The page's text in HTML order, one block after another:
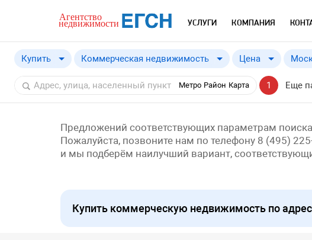
УСЛУГИ КОМПАНИЯ
Купить
Купить
Снять
Коммерческая недвижимость Цена
Метро Район Карта 1 Еще
Предложений соответствующих параметрам
Пожалуйста, позвоните нам по телефону 8 (495)
и мы подберём наилучший вариант,
Купить коммерческую недвижимость по